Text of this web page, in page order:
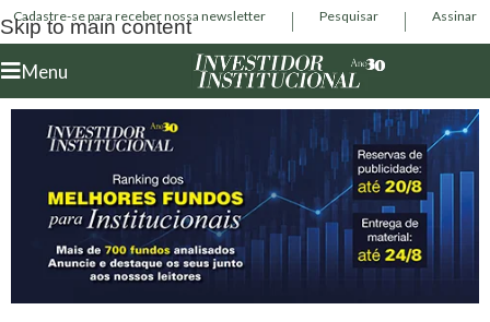
Skip to main content
Cadastre-se para receber nossa newsletter Pesquisar Assinar
Menu